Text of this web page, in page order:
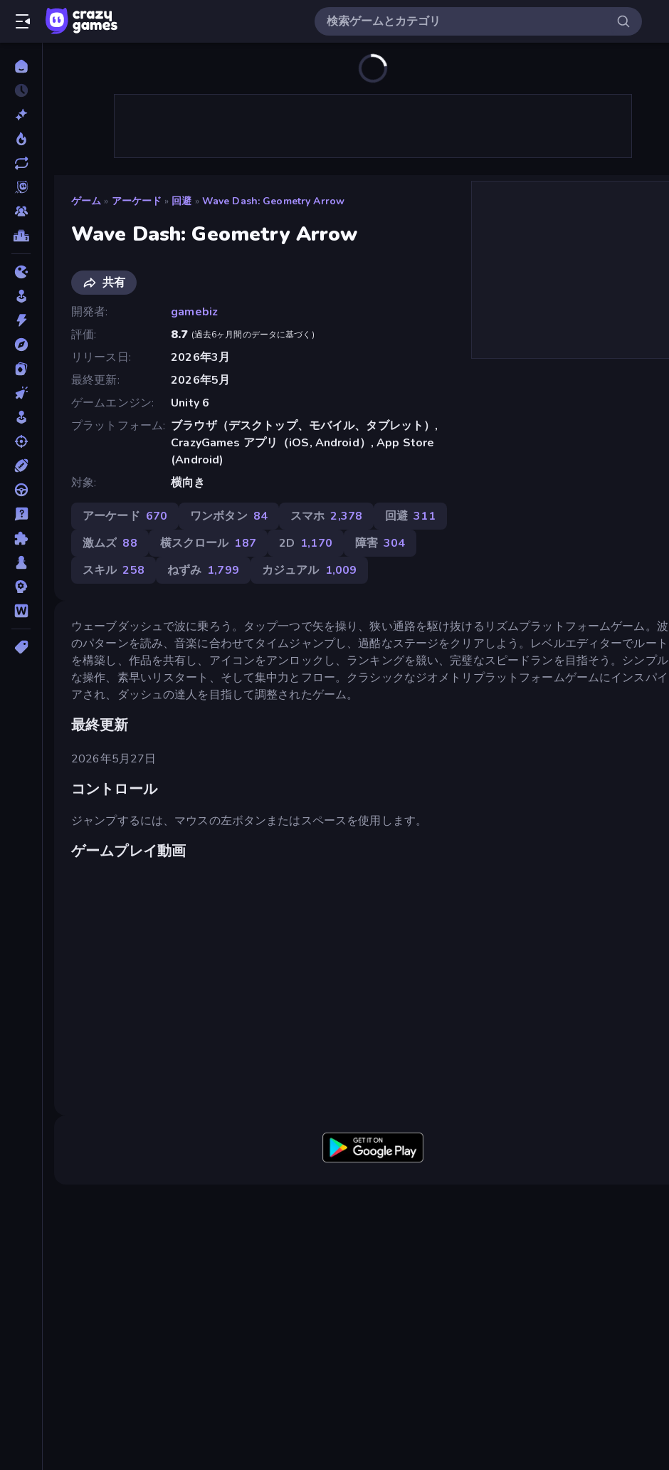
ゲーム » アーケード » 回避 » Wave Dash: Geometry Arrow
Wave Dash: Geometry Arrow
共有
開発者
gamebiz
評価
8.7 (過去6ヶ月間のデータに基づく )
リリース日
2026年3月
最終更新
2026年5月
ゲームエンジン
Unity 6
プラットフォーム ブラウザ（デスクトップ、モバイル、タブレット）,
CrazyGames アプリ（iOS, Android）, App Store
(Android)
対象
横向き
アーケード 670 ワンボタン 84 スマホ 2,378 回避 311
激ムズ 88 横スクロール 187 2D 1,170 障害 304
スキル 258 ねずみ 1,799 カジュアル 1,009
ウェーブダッシュで波に乗ろう。タップ一つで矢を操り、狭い通路を駆け抜けるリズムプラットフォームゲーム。波
のパターンを読み、音楽に合わせてタイムジャンプし、過酷なステージをクリアしよう。レベルエディターでルート
を構築し、作品を共有し、アイコンをアンロックし、ランキングを競い、完璧なスピードランを目指そう。シンプル
な操作、素早いリスタート、そして集中力とフロー。クラシックなジオメトリプラットフォームゲームにインスパイ
アされ、ダッシュの達人を目指して調整されたゲーム。
最終更新
2026年5月27日
コントロール
ジャンプするには、マウスの左ボタンまたはスペースを使用します。
ゲームプレイ動画